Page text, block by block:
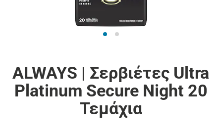
ALWAYS | Σερβιέτες Ultra
Platinum Secure Night 20
Τεμάχια